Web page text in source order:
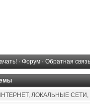
· Форум · Обратная связь
ЛОКАЛЬНЫЕ